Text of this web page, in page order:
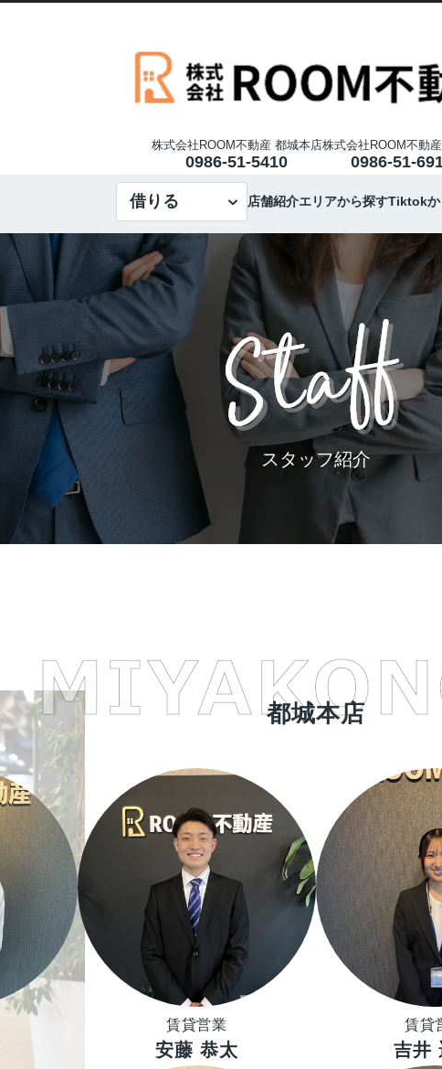
株式会社ROOM不動産 都城本店
0986-51-5410
株式会社ROOM不動
0986-51-
借りる 店舗紹介エリアから探すTiktokか
スタッフ紹介
都城本店
賃貸営業
安藤 恭太
賃貸
吉井